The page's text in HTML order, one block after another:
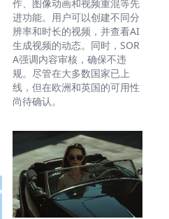
作、图像动画和视频重混等先
进功能。用户可以创建不同分
辨率和时长的视频，并查看AI
生成视频的动态。同时，SOR
A强调内容审核，确保不违
规。尽管在大多数国家已上
线，但在欧洲和英国的可用性
尚待确认。